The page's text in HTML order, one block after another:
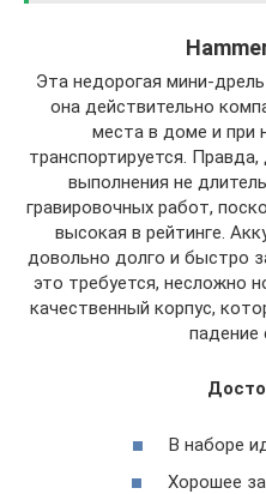
Эта недорогая мини-
она действительно
места в доме и при
транспортируется.
выполнения не
гравировочных работ,
высокая в рейтинге.
довольно долго и быстро
это требуется, несложно
качественный корпус,
падение
В наборе
Хорошее